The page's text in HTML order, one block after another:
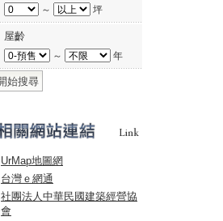
～ 坪
屋齡
～ 年
UrMap地圖網
台灣ｅ網通
社團法人中華民國建築經營協
會